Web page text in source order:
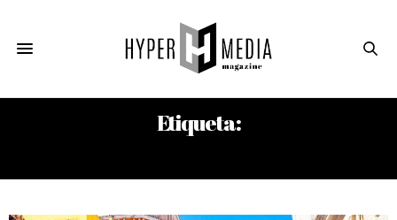
Etiqueta: